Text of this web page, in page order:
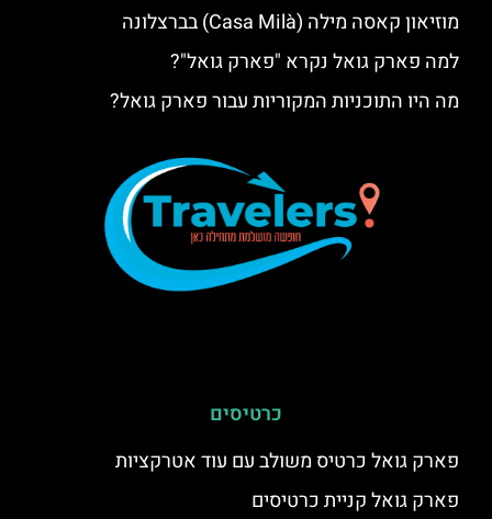
מוזיאון קאסה מילה (Casa Milà) בברצלונה
למה פארק גואל נקרא "פארק גואל"?
מה היו התוכניות המקוריות עבור פארק גואל?
כרטיסים
פארק גואל כרטיס משולב עם עוד אטרקציות
פארק גואל קניית כרטיסים